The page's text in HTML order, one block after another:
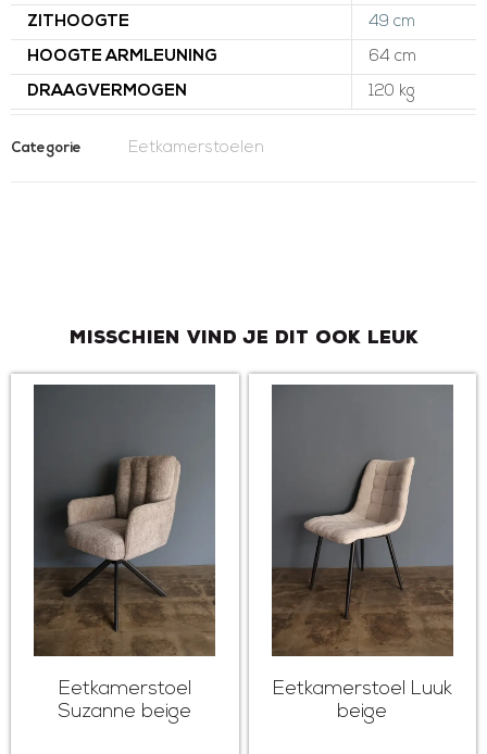
ZITHOOGTE 49 cm
HOOGTE ARMLEUNING 64 cm
DRAAGVERMOGEN 120 kg
Categorie Eetkamerstoelen
Misschien vind je dit ook leuk
Eetkamerstoel
Suzanne beige
Eetkamerstoel Luuk
beige